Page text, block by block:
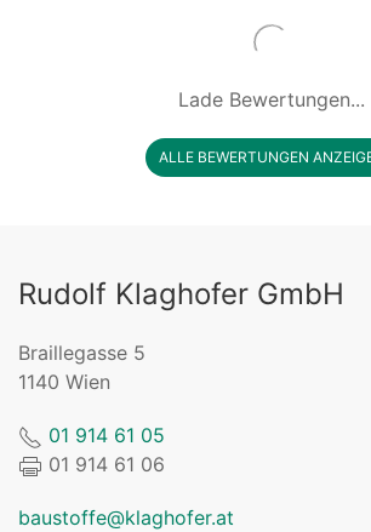
Lade Bewertungen...
ALLE BEWERTUNGEN
Rudolf Klaghofer GmbH
Braillegasse 5
1140 Wien
01 914 61 05
01 914 61 06
baustoffe@klaghofer.at